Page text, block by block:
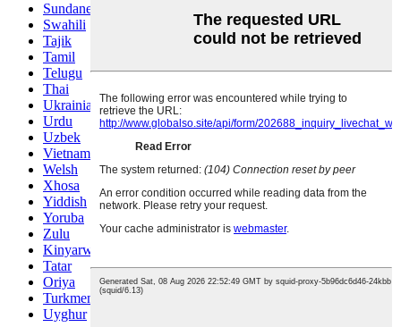
Sundanese
Swahili
Tajik
Tamil
Telugu
Thai
Ukrainian
Urdu
Uzbek
Vietnamese
Welsh
Xhosa
Yiddish
Yoruba
Zulu
Kinyarwanda
Tatar
Oriya
Turkmen
Uyghur